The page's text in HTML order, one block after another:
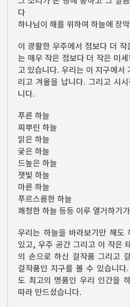
다
하나님이 해를 위하여 하늘에 장
이 광활한 우주에서 점보다 더
는 매우 작은 점보다 더 작은 미
고 있습니다. 우리는 이 지구에
리고 겨울을 납니다. 그리고 시
니다.
푸른 하늘
찌뿌린 하늘
맑은 하늘
궂은 하늘
드높은 하늘
잿빛 하늘
마른 하늘
푸르스름한 하늘
쾌청한 하늘 등등 이루 열거하기
우리는 하늘을 바라보기만 해도
있고, 우주 공간 그리고 이 작은
의 손으로 하신 걸작품 그리고
걸작품인 지구를 볼 수 있습니다
도 최고의 명품인 우리 인간을
따라 만드셨습니다.